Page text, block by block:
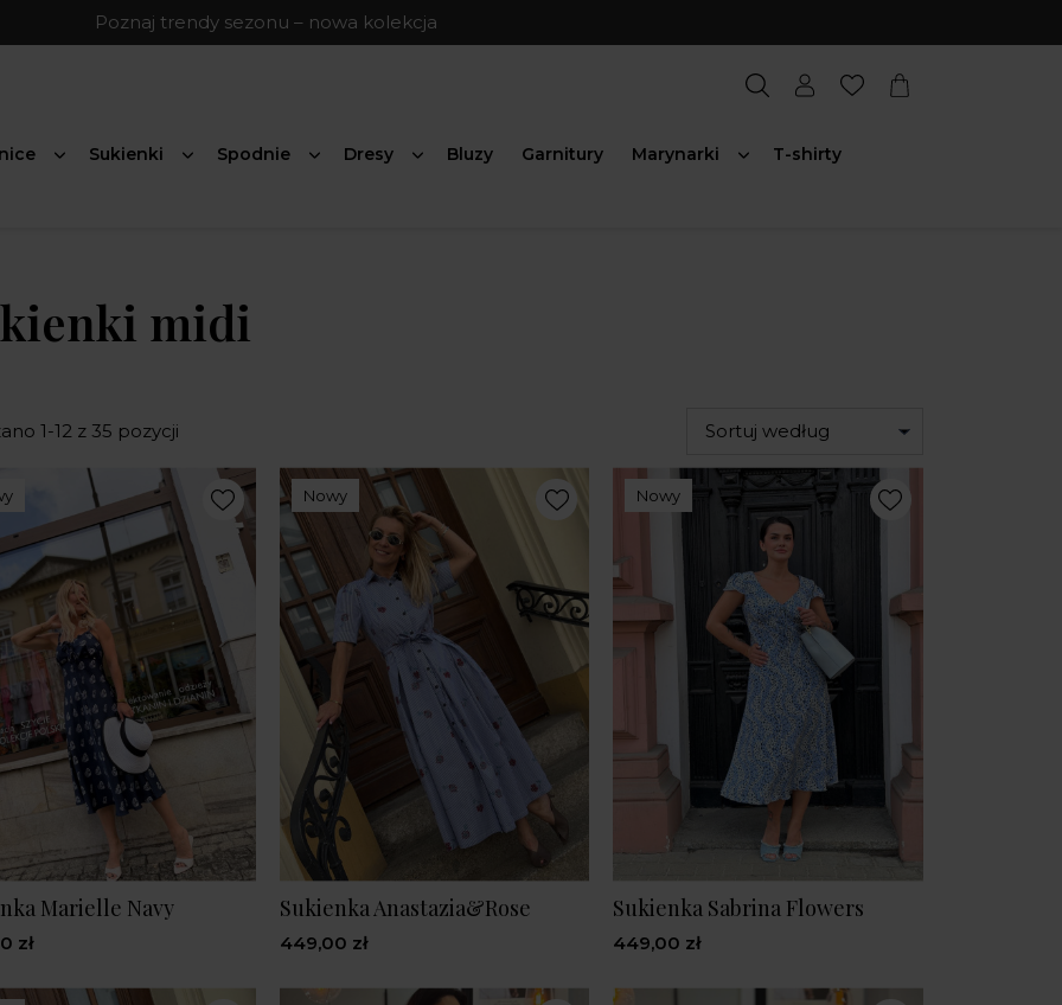
Poznaj trendy sezonu – nowa kolekcja
Sukienki Spodnie Dresy Bluzy Garnitury Marynarki T-shirty
midi
1-12 z 35 pozycji Sortuj według
Marielle Navy
zł
Nowy
Sukienka Anastazia&Rose
449,00 zł
Nowy
Sukienka Sabrina Flowers
449,00 zł